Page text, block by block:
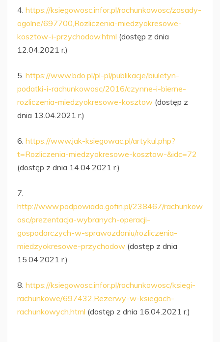
4. https://ksiegowosc.infor.pl/rachunkowosc/zasady-
ogolne/697700,Rozliczenia-miedzyokresowe-
kosztow-i-przychodow.html (dostęp z dnia
12.04.2021 r.)
5. https://www.bdo.pl/pl-pl/publikacje/biuletyn-
podatki-i-rachunkowosc/2016/czynne-i-bierne-
rozliczenia-miedzyokresowe-kosztow (dostęp z
dnia 13.04.2021 r.)
6. https://www.jak-ksiegowac.pl/artykul.php?
t=Rozliczenia-miedzyokresowe-kosztow-&idc=72
(dostęp z dnia 14.04.2021 r.)
7.
http://www.podpowiada.gofin.pl/238467/rachunkow
osc/prezentacja-wybranych-operacji-
gospodarczych-w-sprawozdaniu/rozliczenia-
miedzyokresowe-przychodow (dostęp z dnia
15.04.2021 r.)
8. https://ksiegowosc.infor.pl/rachunkowosc/ksiegi-
rachunkowe/697432,Rezerwy-w-ksiegach-
rachunkowych.html (dostęp z dnia 16.04.2021 r.)